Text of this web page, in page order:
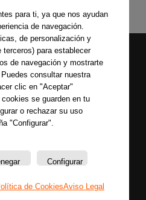
para ti, ya que nos ayudan
de navegación.
de personalización y
para establecer
de navegación y mostrarte
consultar nuestra
clic en "Aceptar"
se guarden en tu
o rechazar su uso
"Configurar".
Configurar
de CookiesAviso Legal
nosotros
La
Política
Únete a nuestras
entérate primero